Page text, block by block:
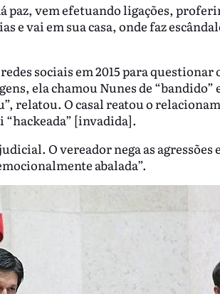
paz, vem efetuando ligações,
e vai em sua casa, onde faz
sociais em 2015 para questionar
ela chamou Nunes de “bandido”
relatou. O casal reatou o
[invadida].
O vereador nega as agressões
abalada”.